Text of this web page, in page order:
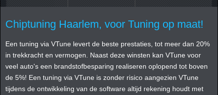
Chiptuning Haarlem, voor Tuning op maat!
Een tuning via VTune levert de beste prestaties, tot meer dan 20%
in trekkracht en vermogen. Naast deze winsten kan VTune voor
veel auto's een brandstofbesparing realiseren oplopend tot boven
de 5%! Een tuning via VTune is zonder risico aangezien VTune
tijdens de ontwikkeling van de software altijd rekening houdt met